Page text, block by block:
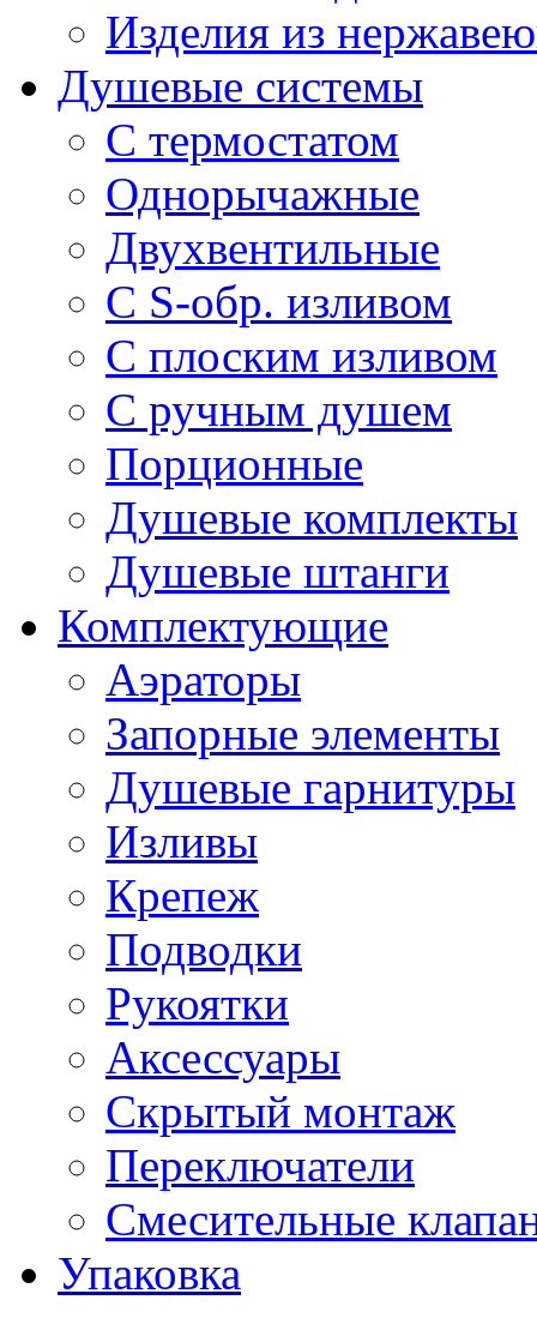
Изделия из
Душевые системы
С термостатом
Однорычажные
Двухвентильные
С S-обр. изливом
С плоским изливом
С ручным душем
Порционные
Душевые комплекты
Душевые штанги
Комплектующие
Аэраторы
Запорные элементы
Душевые гарнитуры
Изливы
Крепеж
Подводки
Рукоятки
Аксессуары
Скрытый монтаж
Переключатели
Смесительные
Упаковка